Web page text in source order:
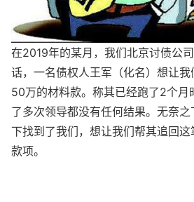
在2019年的某月，我们北京讨债公
话，一名债权人王军（化名）想让
50万的材料款。称其已经跑了2个月
了多次领导都没有任何结果。无奈
下找到了我们，想让我们帮其追回
款项。